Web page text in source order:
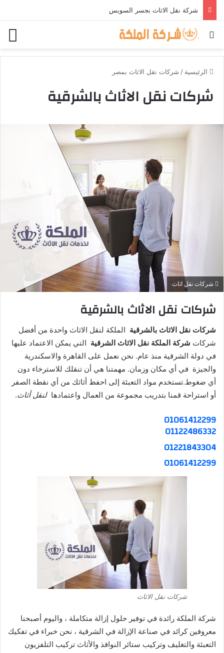
شركة نقل الاثاث بجسر السويس
بحث عن
الرئيسية / شركات نقل الاثاث بمصر
شركات نقل الاثاث بالشرقية
شركات نقل اثاث
شركات نقل الاثاث بالشرقية
شركات نقل الاثاث بالشرقية الملكة لنقل الاثاث واحدة من أفضل
شركات شركة الملكة نقل الاثاث الشرقية التي يمكن الاعتماد عليها
في دولة الشرقية منذ عام. نحن نعمل على القاهرة والاسكندرية
والجيزة في أي مكان وزمان. مهمتنا هي أن تنقلك للاسترخاء دون
أي ضغوط.تستخدم مواد التعبئة إلى احفظ أثاثك من أي نقطة الصفر
أو استراحة قمنا بتدريب مجموعة من العمال واعتمادهالنقل أثاث.
01061412299
01122486332
01221843304
01061412299
شركات نقل الاثاث
شركة الملكة رائدة في توفير حلول إزالة متكاملة ، واليوم أصبحنا
معروفين كرائد في صناعة الإزالة في الشرقية ، نحن خبراء في تفكيك
التعبئة والتغليف وتركيب ستائر النوافذ والأثاث تركيب التلفزيون